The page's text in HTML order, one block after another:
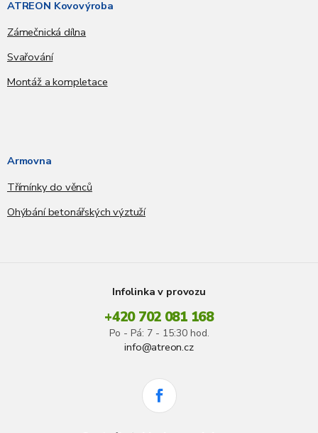
ATREON Kovovýroba
Zámečnická dílna
Svařování
Montáž a kompletace
Armovna
Třímínky do věnců
Ohýbání betonářských výztuží
Infolinka v provozu
+420 702 081 168
Po - Pá: 7 - 15:30 hod.
info@atreon.cz